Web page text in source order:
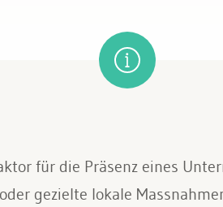
für die Präsenz eines
gezielte lokale